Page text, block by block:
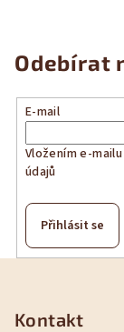
Odebírat
E-mail
Vložením e-
údajů
Přihlásit se
Kontakt